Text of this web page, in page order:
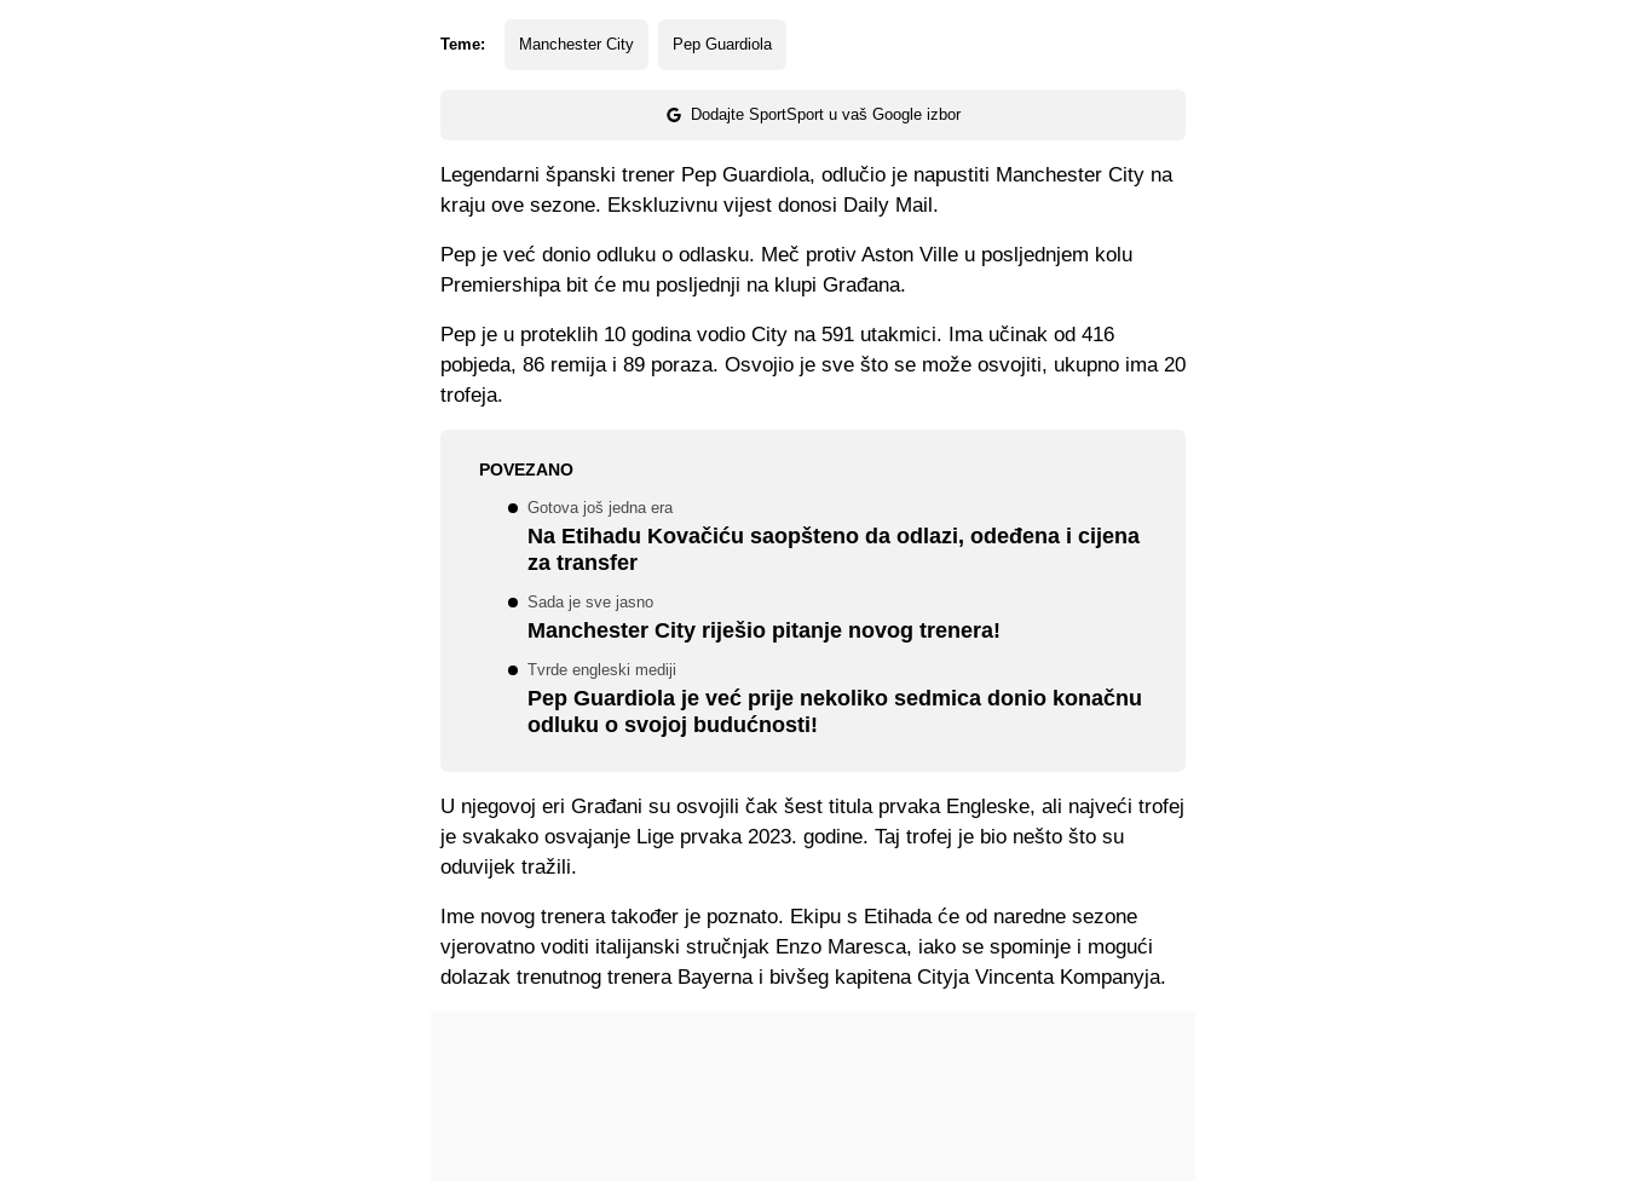
Teme: Manchester City Pep Guardiola
Dodajte SportSport u vaš Google izbor
Legendarni španski trener Pep Guardiola, odlučio je napustiti Manchester City na
kraju ove sezone. Ekskluzivnu vijest donosi Daily Mail.
Pep je već donio odluku o odlasku. Meč protiv Aston Ville u posljednjem kolu
Premiershipa bit će mu posljednji na klupi Građana.
Pep je u proteklih 10 godina vodio City na 591 utakmici. Ima učinak od 416
pobjeda, 86 remija i 89 poraza. Osvojio je sve što se može osvojiti, ukupno ima 20
trofeja.
POVEZANO
Gotova još jedna era
Na Etihadu Kovačiću saopšteno da odlazi, odeđena i cijena
za transfer
Sada je sve jasno
Manchester City riješio pitanje novog trenera!
Tvrde engleski mediji
Pep Guardiola je već prije nekoliko sedmica donio konačnu
odluku o svojoj budućnosti!
U njegovoj eri Građani su osvojili čak šest titula prvaka Engleske, ali najveći trofej
je svakako osvajanje Lige prvaka 2023. godine. Taj trofej je bio nešto što su
oduvijek tražili.
Ime novog trenera također je poznato. Ekipu s Etihada će od naredne sezone
vjerovatno voditi italijanski stručnjak Enzo Maresca, iako se spominje i mogući
dolazak trenutnog trenera Bayerna i bivšeg kapitena Cityja Vincenta Kompanyja.